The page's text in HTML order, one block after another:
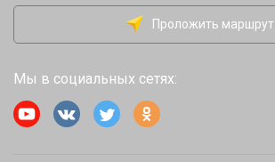
Проложить маршрут
Мы в социальных сетях: